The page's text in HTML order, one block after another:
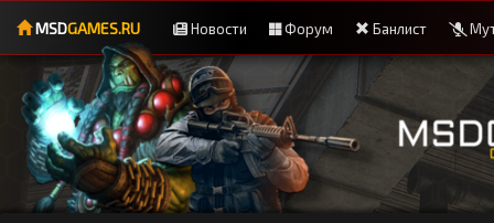
MSDGAMES.RU Новости Форум Банлист